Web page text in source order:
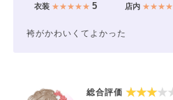
衣装★★★★★ 5 店内
袴がかわいくてよかった
総合評価